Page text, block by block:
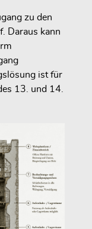
zu den
Daraus kann
ist für
13. und 14.